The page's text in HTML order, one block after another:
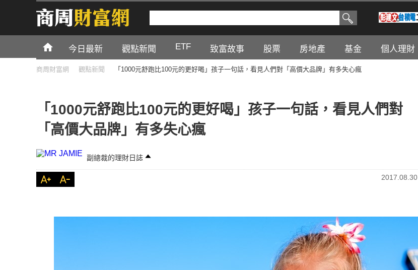
今日最新 觀點新聞 ETF 致富故事 股票 房地產 基金 個人理財
商周財富網 觀點新聞 「1000元舒跑比100元的更好喝」孩子一句話，看見人們對「高價大品牌」有多失心瘋
「1000元舒跑比100元的更好喝」孩子一句話，看見人們對
「高價大品牌」有多失心瘋
副總裁的理財日誌
2017.08.30